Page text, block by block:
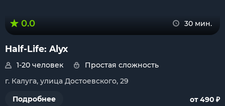
0.0 30 мин.
Half-Life: Alyx
1-20 человек
Простая сложность
г. Калуга, улица Достоевского, 29
Подробнее
от 490 ₽